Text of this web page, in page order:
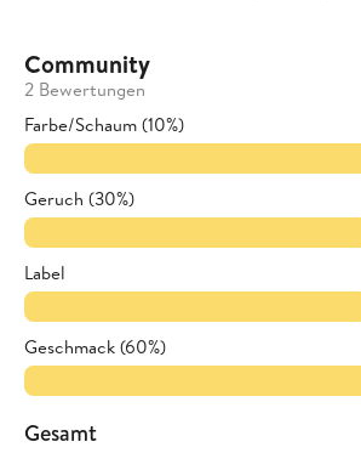
Community
2 Bewertungen
Farbe/Schaum (10%)
Geruch (30%)
Label
Geschmack (60%)
Gesamt